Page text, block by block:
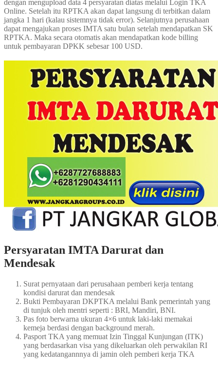
dengan mengupload data 4 persyaratan diatas melalui Login TKA
Online. Setelah itu RPTKA akan dapat langsung di terbitkan dalam
jangka 1 hari (kalau sistemnya tidak error). Selanjutnya perusahaan
dapat mengajukan proses IMTA satu bulan setelah mendapatkan SK
RPTKA. Maka secara otomatis akan mendapatkan kode billing
untuk pembayaran DPKK sebesar 100 USD.
Persyaratan IMTA Darurat dan
Mendesak
Surat pernyataan dari perusahaan pemberi kerja tentang
kondisi darurat dan mendesak
Bukti Pembayaran DKPTKA melalui Bank pemerintah yang
di tunjuk oleh mentri seperti : BRI, Mandiri, BNI.
Pas foto berwarna ukuran 4×6 untuk laki-laki memakai
kemeja berdasi dengan background merah.
Pasport TKA yang memuat Izin Tinggal Kunjungan (ITK)
yang berdasarkan visa yang dikeluarkan oleh perwakilan RI
yang kedatangannnya di jamin oleh pemberi kerja TKA